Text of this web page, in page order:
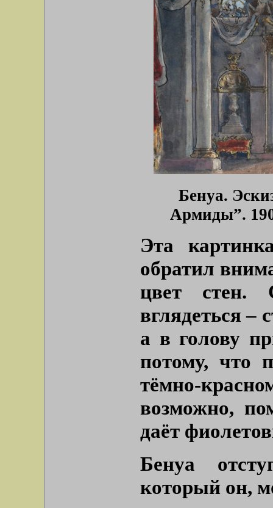
Бенуа.
Армиды”.
Эта
обратил
цвет стен.
вглядеться –
а в голову
потому, что
тёмно-
возможно,
даёт
Бенуа
который он,